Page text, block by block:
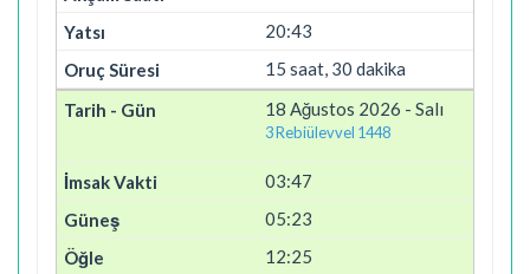
20:43
15 saat, 30 dakika
18 Ağustos 2026 - Salı
3 Rebiülevvel 1448
03:47
05:23
12:25